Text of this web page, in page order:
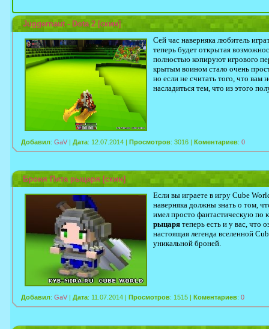
Juggernaut - Dota 2 [скин]
Сей час наверняка любитель
теперь будет открытая
полностью копируют игрового
крытым воином стало очень
но если не считать того, что вам
насладиться тем, что из этого
Добавил: GaV | Дата: 12.07.2014 | Просмотров: 3016 | Коментариев: 0
Броня Пита рыцаря [скин]
Если вы играете в игру Cube
наверняка должны знать о том,
имел просто фантастическую по
рыцаря теперь есть и у вас, что
настоящая легенда вселенной
уникальной броней.
Добавил: GaV | Дата: 11.07.2014 | Просмотров: 1515 | Коментариев: 0